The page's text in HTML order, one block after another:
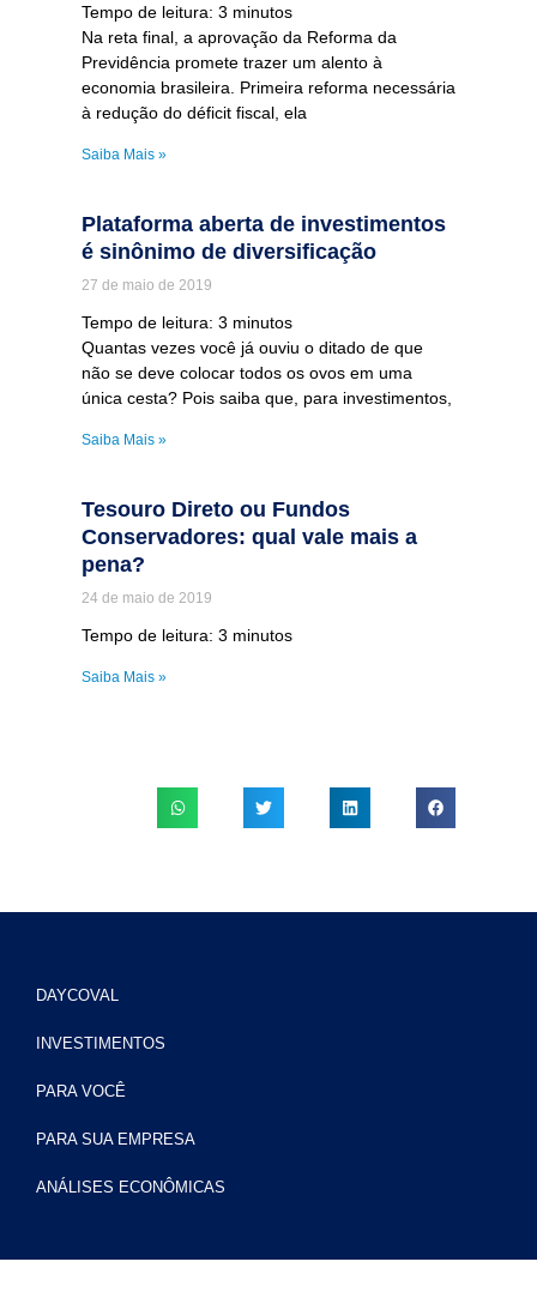
Tempo de leitura: 3 minutos
Na reta final, a aprovação da Reforma da
Previdência promete trazer um alento à
economia brasileira. Primeira reforma necessária
à redução do déficit fiscal, ela
Saiba Mais »
Plataforma aberta de investimentos
é sinônimo de diversificação
27 de maio de 2019
Tempo de leitura: 3 minutos
Quantas vezes você já ouviu o ditado de que
não se deve colocar todos os ovos em uma
única cesta? Pois saiba que, para investimentos,
Saiba Mais »
Tesouro Direto ou Fundos
Conservadores: qual vale mais a
pena?
24 de maio de 2019
Tempo de leitura: 3 minutos
Saiba Mais »
DAYCOVAL
INVESTIMENTOS
PARA VOCÊ
PARA SUA EMPRESA
ANÁLISES ECONÔMICAS